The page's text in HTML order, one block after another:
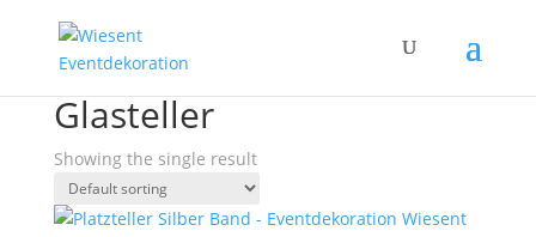
Glasteller
Showing the single result